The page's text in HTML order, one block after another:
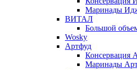
Маринады
ВИТАЛ
Большой
Wosky
Артфуд
Консервация
Маринады